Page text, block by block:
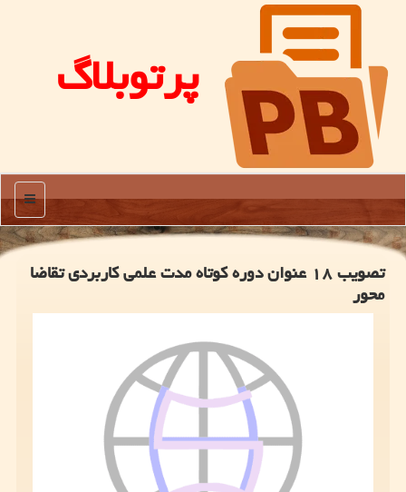
پرتوبلاگ
منو
تصویب ۱۸ عنوان دوره کوتاه مدت علمی کاربردی تقاضا
محور